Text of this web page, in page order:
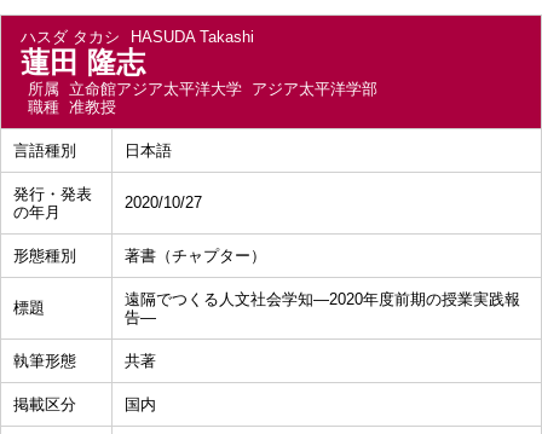
ハスダ タカシ HASUDA Takashi
蓮田 隆志
所属 立命館アジア太平洋大学 アジア太平洋学部
職種 准教授
言語種別 日本語
発行・発表
の年月
2020/10/27
形態種別 著書（チャプター）
標題
遠隔でつくる人文社会学知―2020年度前期の授業実践報
告―
執筆形態 共著
掲載区分 国内